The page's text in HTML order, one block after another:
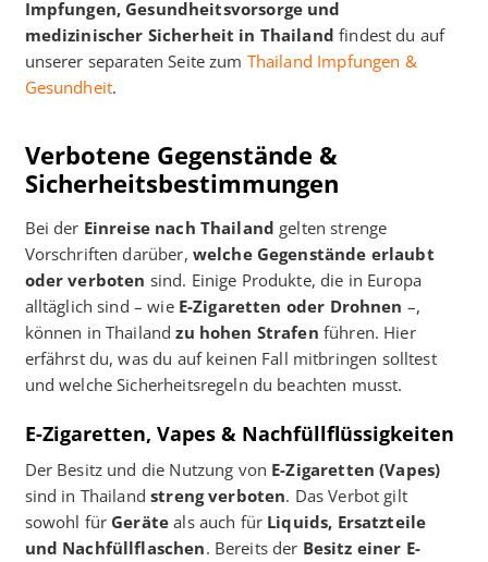
Impfungen, Gesundheitsvorsorge und
medizinischer Sicherheit in Thailand findest du auf
unserer separaten Seite zum Thailand Impfungen &
Gesundheit.
Verbotene Gegenstände &
Sicherheitsbestimmungen
Bei der Einreise nach Thailand gelten strenge
Vorschriften darüber, welche Gegenstände erlaubt
oder verboten sind. Einige Produkte, die in Europa
alltäglich sind – wie E-Zigaretten oder Drohnen –,
können in Thailandzu hohen Strafen führen. Hier
erfährst du, was du auf keinen Fall mitbringen solltest
und welche Sicherheitsregeln du beachten musst.
E-Zigaretten, Vapes & Nachfüllflüssigkeiten
Der Besitz und die Nutzung von E-Zigaretten (Vapes)
sind in Thailandstreng verboten. Das Verbot gilt
sowohl für Geräte als auch für Liquids, Ersatzteile
und Nachfüllflaschen. Bereits der Besitz einer E-